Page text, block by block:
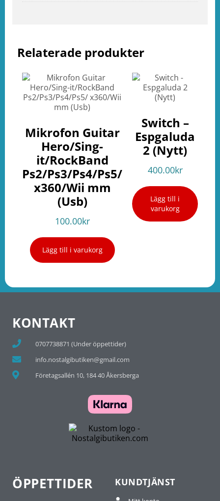
Relaterade produkter
Mikrofon Guitar
Hero/Sing-
it/RockBand
Ps2/Ps3/Ps4/Ps5/
x360/Wii mm
(Usb)
100.00kr
Lägg till i varukorg
Switch –
Espgaluda
2 (Nytt)
400.00kr
Lägg till i
varukorg
KONTAKT
0707738871 (Under öppettider)
info.nostalgibutiken@gmail.com
Företagsallén 10, 184 40 Åkersberga
ÖPPETTIDER KUNDTJÄNST